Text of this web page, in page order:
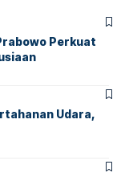
Perkuat
Udara,